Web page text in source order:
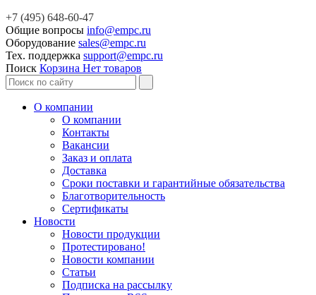
+7 (495) 648-60-47
Общие вопросы info@empc.ru
Оборудование sales@empc.ru
Тех. поддержка support@empc.ru
Поиск Корзина Нет товаров
О компании
О компании
Контакты
Вакансии
Заказ и оплата
Доставка
Сроки поставки и гарантийные обязательства
Благотворительность
Сертификаты
Новости
Новости продукции
Протестировано!
Новости компании
Статьи
Подписка на рассылку